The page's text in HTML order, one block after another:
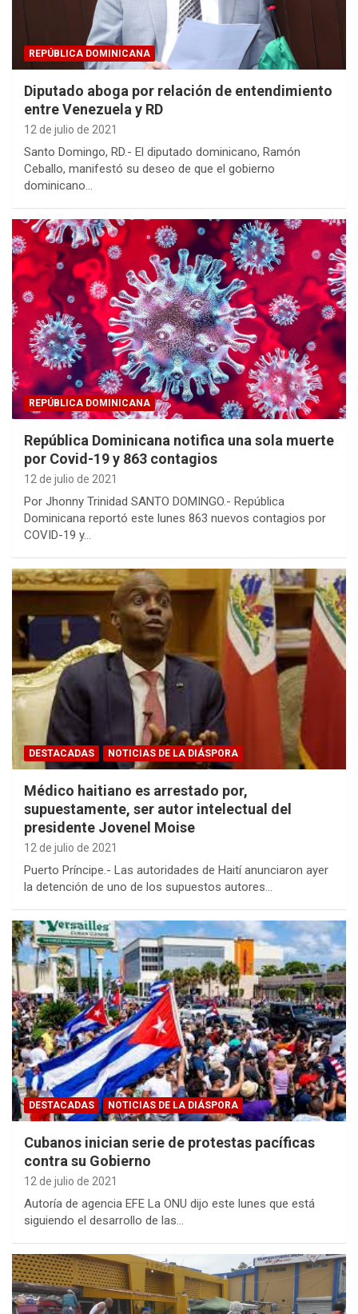
REPÚBLICA DOMINICANA
Diputado aboga por relación de entendimiento
entre Venezuela y RD
12 de julio de 2021
Santo Domingo, RD.- El diputado dominicano, Ramón
Ceballo, manifestó su deseo de que el gobierno
dominicano…
REPÚBLICA DOMINICANA
República Dominicana notifica una sola muerte
por Covid-19 y 863 contagios
12 de julio de 2021
Por Jhonny Trinidad SANTO DOMINGO.- República
Dominicana reportó este lunes 863 nuevos contagios por
COVID-19 y…
DESTACADAS NOTICIAS DE LA DIÁSPORA
Médico haitiano es arrestado por,
supuestamente, ser autor intelectual del
presidente Jovenel Moise
12 de julio de 2021
Puerto Príncipe.- Las autoridades de Haití anunciaron ayer
la detención de uno de los supuestos autores…
DESTACADAS NOTICIAS DE LA DIÁSPORA
Cubanos inician serie de protestas pacíficas
contra su Gobierno
12 de julio de 2021
Autoría de agencia EFE La ONU dijo este lunes que está
siguiendo el desarrollo de las…